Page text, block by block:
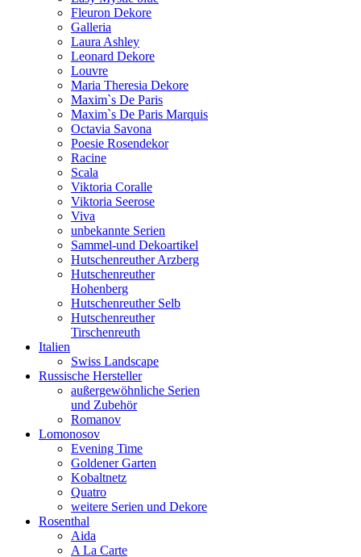
Fleuron Dekore
Galleria
Laura Ashley
Leonard Dekore
Louvre
Maria Theresia Dekore
Maxim`s De Paris
Maxim`s De Paris Marquis
Octavia Savona
Poesie Rosendekor
Racine
Scala
Viktoria Coralle
Viktoria Seerose
Viva
unbekannte Serien
Sammel-und Dekoartikel
Hutschenreuther Arzberg
Hutschenreuther
Hohenberg
Hutschenreuther Selb
Hutschenreuther
Tirschenreuth
Italien
Swiss Landscape
Russische Hersteller
außergewöhnliche Serien
und Zubehör
Romanov
Lomonosov
Evening Time
Goldener Garten
Kobaltnetz
Quatro
weitere Serien und Dekore
Rosenthal
Aida
A La Carte